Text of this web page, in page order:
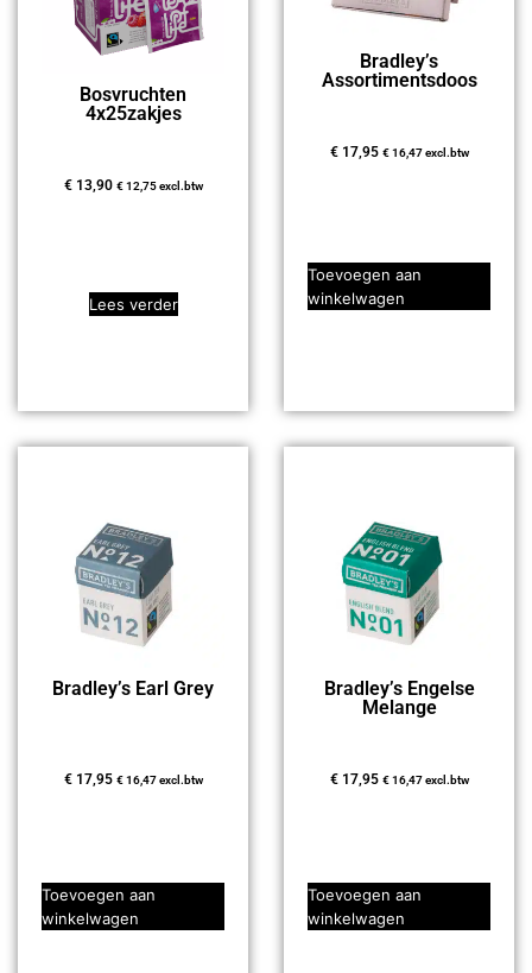
Bosvruchten
4x25zakjes
€13,90 €12,75excl.btw
Lees verder
Bradley’s
Assortimentsdoos
€17,95 €16,47excl.btw
Toevoegen aan
winkelwagen
Bradley’s Earl Grey
€17,95 €16,47excl.btw
Toevoegen aan
winkelwagen
Bradley’s Engelse
Melange
€17,95 €16,47excl.btw
Toevoegen aan
winkelwagen